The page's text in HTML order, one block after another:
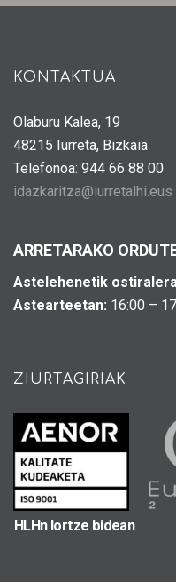
KONTAKTUA
Olaburu Kalea, 19
48215 Iurreta, Bizkaia
Telefonoa: 944 66 88 00
idazkaritza@iurretalhi.eus
ARRETARAKO
Astelehenetik
Astearteetan: 16:00 –
ZIURTAGIRIAK
HLHn lortze bidean